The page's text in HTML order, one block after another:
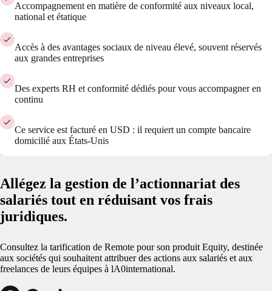
Accompagnement en matière de conformité aux niveaux local,
national et étatique
Accès à des avantages sociaux de niveau élevé, souvent réservés
aux grandes entreprises
Des experts RH et conformité dédiés pour vous accompagner en
continu
Ce service est facturé en USD : il requiert un compte bancaire
domicilié aux États-Unis
Allégez la gestion de l’actionnariat des
salariés tout en réduisant vos frais
juridiques.
Consultez la tarification de Remote pour son produit Equity, destinée
aux sociétés qui souhaitent attribuer des actions aux salariés et aux
freelances de leurs équipes à lA0international.